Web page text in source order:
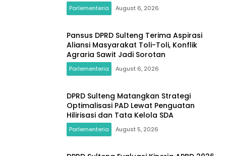
Parlementeria August 6, 2026
Pansus DPRD Sulteng Terima Aspirasi
Aliansi Masyarakat Toli-Toli, Konflik
Agraria Sawit Jadi Sorotan
Parlementeria August 6, 2026
DPRD Sulteng Matangkan Strategi
Optimalisasi PAD Lewat Penguatan
Hilirisasi dan Tata Kelola SDA
Parlementeria August 5, 2026